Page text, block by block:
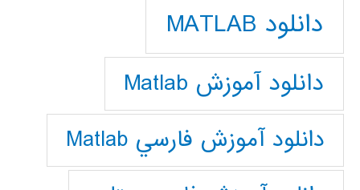
دانلود MATLAB
دانلود آموزش Matlab
دانلود آموزش فارسي Matlab